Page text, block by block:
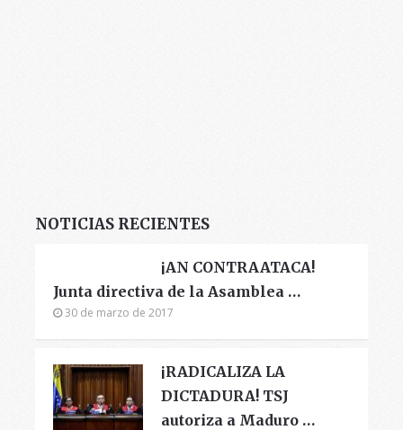
NOTICIAS RECIENTES
¡AN CONTRAATACA!
Junta directiva de la Asamblea …
30 de marzo de 2017
¡RADICALIZA LA
DICTADURA! TSJ
autoriza a Maduro …